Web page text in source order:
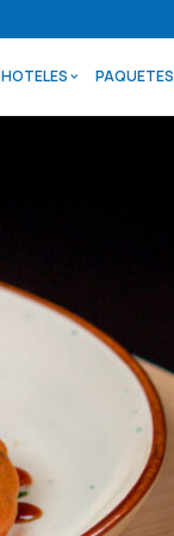
HOTELES PAQUETES